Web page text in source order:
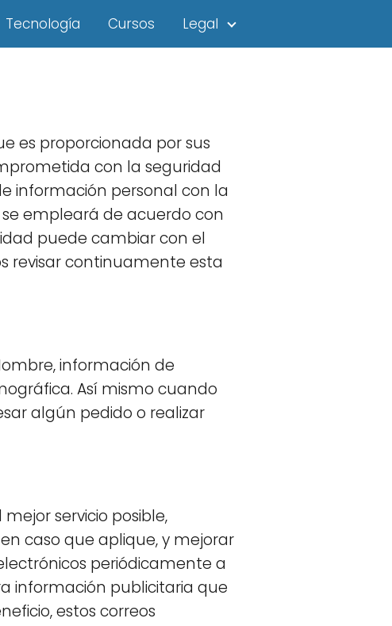
Tecnología Cursos Legal
es proporcionada por sus
con la seguridad
información personal con la
empleará de acuerdo con
puede cambiar con el
revisar continuamente esta
información de
Así mismo cuando
algún pedido o realizar
servicio posible,
caso que aplique, y mejorar
periódicamente a
información publicitaria que
estos correos